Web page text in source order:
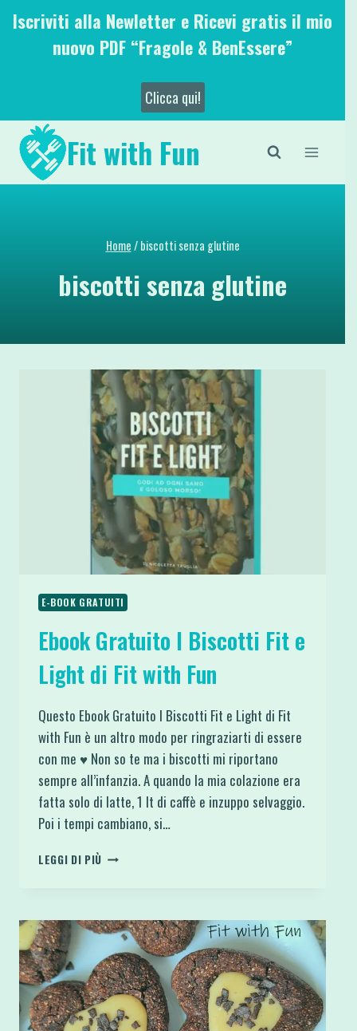
SaltaIscriviti alla Newletter e Ricevi gratis il mio
nuovo PDF “Fragole & BenEssere”
Clicca qui!
Fit with Fun
Home/ biscotti senza glutine
biscotti senza glutine
E-BOOK GRATUITI
Ebook Gratuito I Biscotti Fit e
Light di Fit with Fun
Questo Ebook Gratuito I Biscotti Fit e Light di Fit
with Fun è un altro modo per ringraziarti di essere
con me ♥ Non so te ma i biscotti mi riportano
sempre all’infanzia. A quando la mia colazione era
fatta solo di latte, 1 lt di caffè e inzuppo selvaggio.
Poi i tempi cambiano, si…
LEGGI DI PIÙ EBOOK
FIT
E
LIGHT
DI
FIT
WITH
FUN